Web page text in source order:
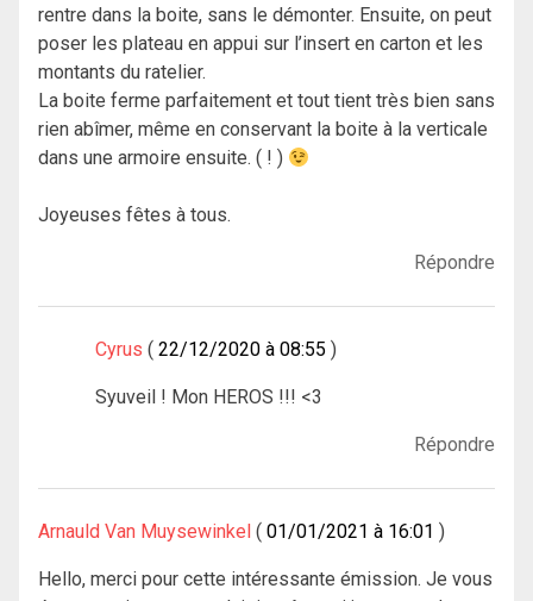
rentre dans la boite, sans le démonter. Ensuite, on peut
poser les plateau en appui sur l’insert en carton et les
montants du ratelier.
La boite ferme parfaitement et tout tient très bien sans
rien abîmer, même en conservant la boite à la verticale
dans une armoire ensuite. ( ! )
Joyeuses fêtes à tous.
Répondre
Cyrus 22/12/2020 à 08:55
Syuveil ! Mon HEROS !!! <3
Répondre
Arnauld Van Muysewinkel 01/01/2021 à 16:01
Hello, merci pour cette intéressante émission. Je vous